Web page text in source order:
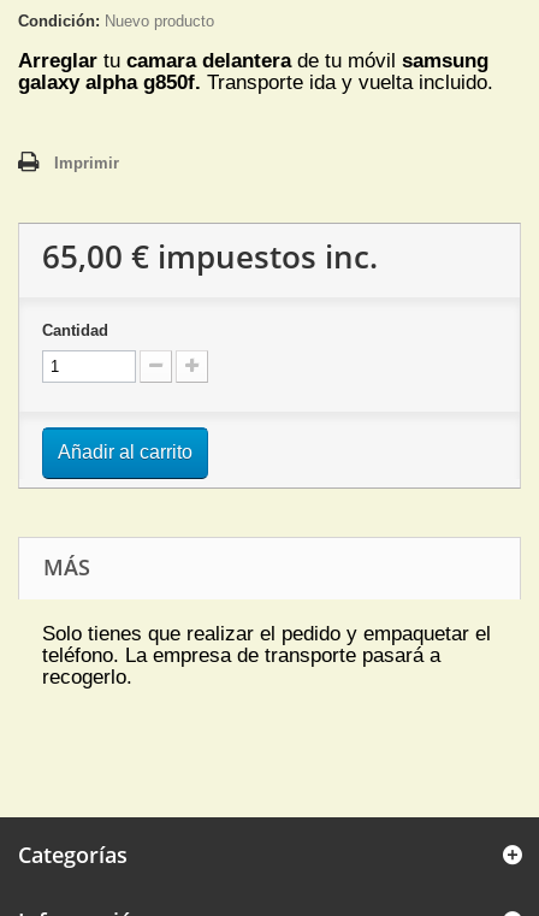
Condición: Nuevo producto
Arreglar tu camara delantera de tu móvil samsung
galaxy alpha g850f. Transporte ida y vuelta incluido.
Imprimir
65,00 € impuestos inc.
Cantidad
Añadir al carrito
MÁS
Solo tienes que realizar el pedido y empaquetar el
teléfono. La empresa de transporte pasará a
recogerlo.
Categorías